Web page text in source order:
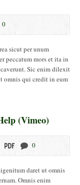
0
sicut per unum
peccatum mors et ita in
Sic enim dilexit
omnis qui credit in eum
(Vimeo)
0
daret ut omnis
Omnis enim